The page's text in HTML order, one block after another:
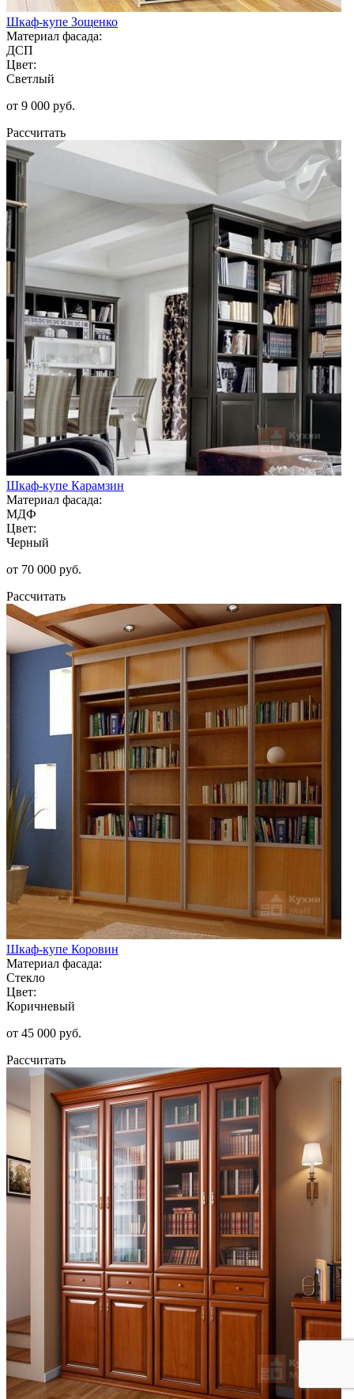
Шкаф-купе Зощенко
Материал фасада:
ДСП
Цвет:
Светлый
от 9 000 руб.
Рассчитать
Шкаф-купе Карамзин
Материал фасада:
МДФ
Цвет:
Черный
от 70 000 руб.
Рассчитать
Шкаф-купе Коровин
Материал фасада:
Стекло
Цвет:
Коричневый
от 45 000 руб.
Рассчитать